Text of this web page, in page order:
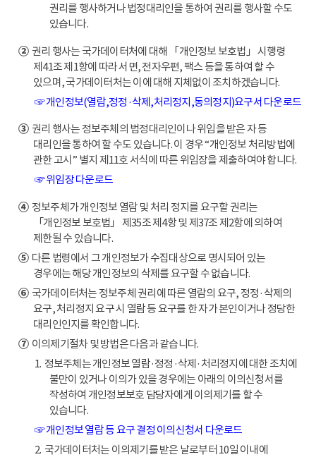
권리를 행사하거나 법정대리인을 통하여 권리를 행사할 수도
있습니다.
②권리 행사는 국가데이터처에 대해 「개인정보 보호법」 시행령
제41조 제1항에 따라 서면, 전자우편, 팩스 등을 통하여 할 수
있으며, 국가데이터처는 이에 대해 지체없이 조치하겠습니다.
☞ 개인정보(열람,정정·삭제,처리정지,동의정지)요구서 다운로드
③권리 행사는 정보주체의 법정대리인이나 위임을 받은 자 등
대리인을 통하여 할 수도 있습니다. 이 경우 “개인정보 처리방법에
관한 고시” 별지 제11호 서식에 따른 위임장을 제출하여야 합니다.
☞ 위임장 다운로드
④정보주체가 개인정보 열람 및 처리 정지를 요구할 권리는
「개인정보 보호법」 제35조 제4항 및 제37조 제2항에 의하여
제한될 수 있습니다.
⑤다른 법령에서 그 개인정보가 수집대상으로 명시되어 있는
경우에는 해당 개인정보의 삭제를 요구할 수 없습니다.
⑥국가데이터처는 정보주체 권리에 따른 열람의 요구, 정정·삭제의
요구, 처리정지 요구 시 열람 등 요구를 한 자가 본인이거나 정당한
대리인인지를 확인합니다.
⑦이의제기절차 및 방법은 다음과 같습니다.
1. 정보주체는 개인정보 열람·정정·삭제·처리정지에 대한 조치에
불만이 있거나 이의가 있을 경우에는 아래의 이의신청서를
작성하여 개인정보보호 담당자에게 이의제기를 할 수
있습니다.
☞ 개인정보 열람 등 요구 결정 이의신청서 다운로드
2. 국가데이터처는 이의제기를 받은 날로부터 10일 이내에